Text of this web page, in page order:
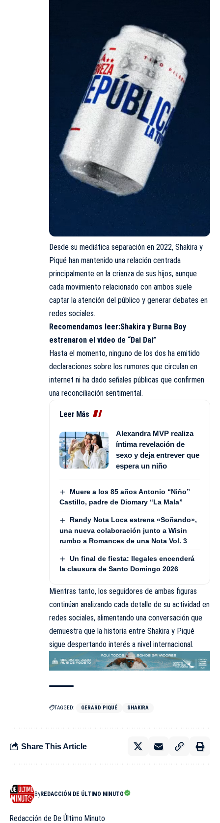
Desde su mediática separación en 2022, Shakira y
Piqué han mantenido una relación centrada
principalmente en la crianza de sus hijos, aunque
cada movimiento relacionado con ambos suele
captar la atención del público y generar debates en
redes sociales.
Recomendamos leer:Shakira y Burna Boy
estrenaron el video de “Dai Dai”
Hasta el momento, ninguno de los dos ha emitido
declaraciones sobre los rumores que circulan en
internet ni ha dado señales públicas que confirmen
una reconciliación sentimental.
Leer Más
Alexandra MVP realiza
íntima revelación de
sexo y deja entrever que
espera un niño
Muere a los 85 años Antonio “Niño”
Castillo, padre de Diomary “La Mala”
Randy Nota Loca estrena «Soñando»,
una nueva colaboración junto a Wisin
rumbo a Romances de una Nota Vol. 3
Un final de fiesta: Ilegales encenderá
la clausura de Santo Domingo 2026
Mientras tanto, los seguidores de ambas figuras
continúan analizando cada detalle de su actividad en
redes sociales, alimentando una conversación que
demuestra que la historia entre Shakira y Piqué
sigue despertando interés a nivel internacional.
TAGGED: GERARD PIQUÉ SHAKIRA
Share This Article
ByREDACCIÓN DE ÚLTIMO MINUTO
Redacción de De Último Minuto